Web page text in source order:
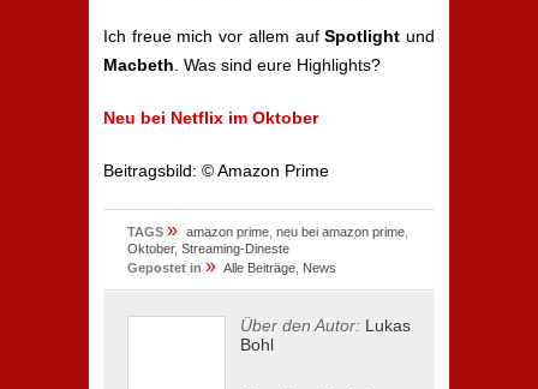
Ich freue mich vor allem aufSpotlight und
Macbeth . Was sind eure Highlights?
Neu bei Netflix im Oktober
Beitragsbild: © Amazon Prime
TAGS » amazon prime neu bei amazon prime
Oktober, Streaming-Dineste
Gepostet in » Alle Beiträge News
Über den Autor: Lukas
Bohl